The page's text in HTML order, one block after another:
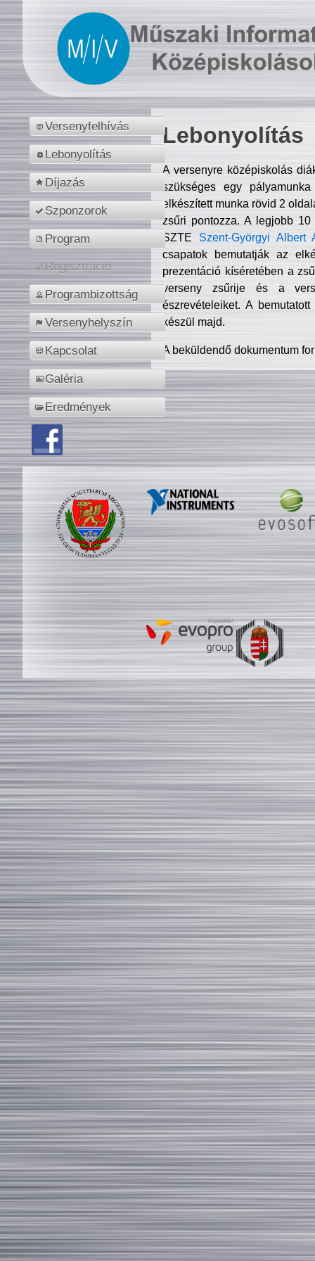
Versenyfelhívás
Lebonyolítás
Díjazás
Szponzorok
Program
Regisztráció
Programbizottság
Versenyhelyszín
Kapcsolat
Galéria
Eredmények
Lebonyolítás
A versenyre középiskolás
szükséges egy
elkészített munka rövid 2
zsűri pontozza. A legjobb
SZTE Szent-Györgyi Albert
csapatok bemutatják az
prezentáció kíséretében a
verseny zsűrije és a
észrevételeiket. A
készül majd.
A beküldendő dokumentum